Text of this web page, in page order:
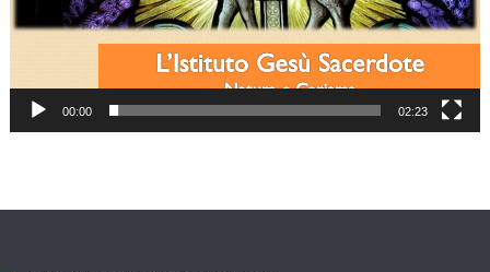
00:00 02:23